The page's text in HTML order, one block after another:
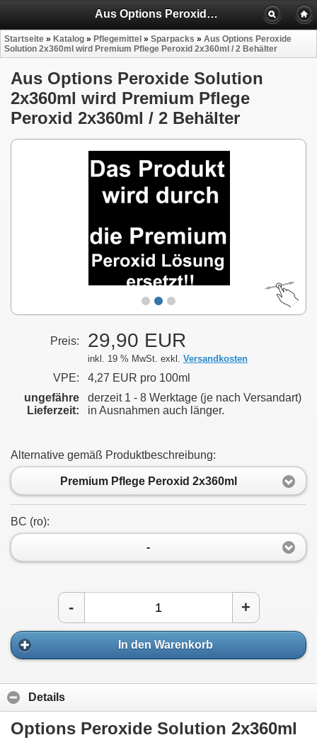
Aus Options Peroxide Solution 2x360ml wird Premium Pflege Peroxid 2x360ml / 2 Behälter
Startseite » Katalog » Pflegemittel » Sparpacks » Aus Options Peroxide
Solution 2x360ml wird Premium Pflege Peroxid 2x360ml / 2 Behälter
Aus Options Peroxide Solution
2x360ml wird Premium Pflege
Peroxid 2x360ml / 2 Behälter
Preis: 29,90 EUR
inkl. 19 % MwSt. exkl. Versandkosten
VPE:
4,27 EUR pro 100ml
ungefähre
Lieferzeit:
derzeit 1 - 8 Werktage (je nach Versandart)
in Ausnahmen auch länger.
Alternative gemäß Produktbeschreibung:
Premium Pflege Peroxid 2x360ml
BC (rο):
-
- +
In den Warenkorb
Details
Options Peroxide Solution 2x360ml